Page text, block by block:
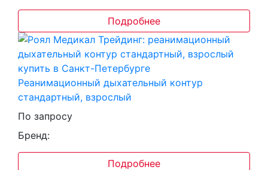
Подробнее
Реанимационный дыхательный контур
стандартный, взрослый
По запросу
Бренд:
Подробнее